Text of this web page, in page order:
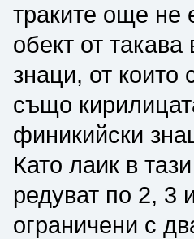
траките още не
обект от
знаци, от които
също
финикийски
Като лаик в
редуват по 2, 3
ограничени с